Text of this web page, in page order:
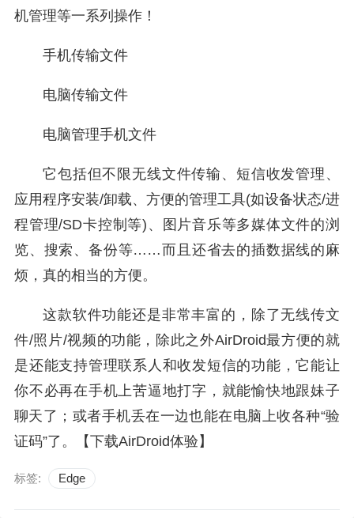
机管理等一系列操作！
手机传输文件
电脑传输文件
电脑管理手机文件
它包括但不限无线文件传输、短信收发管理、
应用程序安装/卸载、方便的管理工具(如设备状态/进
程管理/SD卡控制等)、图片音乐等多媒体文件的浏
览、搜索、备份等……而且还省去的插数据线的麻
烦，真的相当的方便。
这款软件功能还是非常丰富的，除了无线传文
件/照片/视频的功能，除此之外AirDroid最方便的就
是还能支持管理联系人和收发短信的功能，它能让
你不必再在手机上苦逼地打字，就能愉快地跟妹子
聊天了；或者手机丢在一边也能在电脑上收各种“验
证码”了。【下载AirDroid体验】
标签: Edge